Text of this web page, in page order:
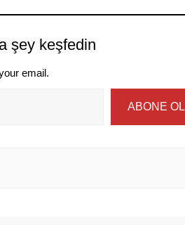
şey keşfedin
email.
ABONE OL